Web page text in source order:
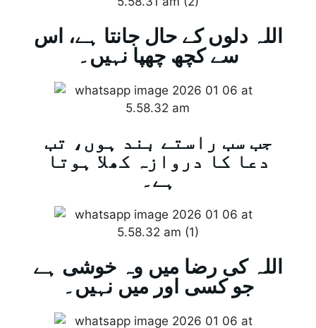
اللہ دلوں کے حال جانتا ہے، اس
سے کچھ چھپا نہیں۔
جب سب راستے بند ہوں، تب
دعا کا دروازہ کھلا ہوتا
ہے۔
اللہ کی رضا میں وہ خوشی ہے
جو کسی اور میں نہیں۔